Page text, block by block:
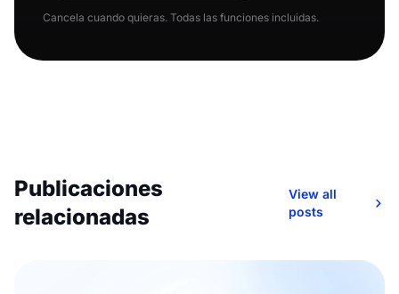
Cancela cuando quieras. Todas las funciones incluidas.
Publicaciones
relacionadas
View all
posts